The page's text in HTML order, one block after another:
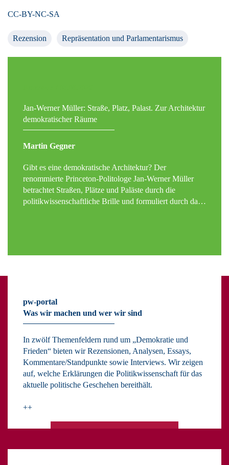
CC-BY-NC-SA
Rezension Repräsentation und Parlamentarismus
Jan-Werner Müller: Straße, Platz, Palast. Zur Architektur
demokratischer Räume
Martin Gegner
Gibt es eine demokratische Architektur? Der
renommierte Princeton-Politologe Jan-Werner Müller
betrachtet Straßen, Plätze und Paläste durch die
politikwissenschaftliche Brille und formuliert durch da…
pw-portal
Was wir machen und wer wir sind
In zwölf Themenfeldern rund um „Demokratie und
Frieden“ bieten wir Rezensionen, Analysen, Essays,
Kommentare/Standpunkte sowie Interviews. Wir zeigen
auf, welche Erklärungen die Politikwissenschaft für das
aktuelle politische Geschehen bereithält.
++